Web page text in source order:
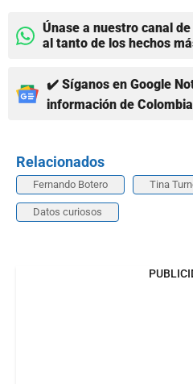
Únase a nuestro canal
al tanto de los hechos
✔️ Síganos en Google
información de
Relacionados
Fernando Botero Tina
Datos curiosos